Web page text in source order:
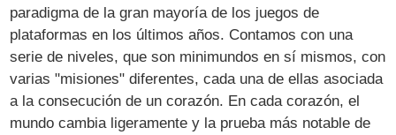
paradigma de la gran mayoría de los juegos de
plataformas en los últimos años. Contamos con una
serie de niveles, que son minimundos en sí mismos, con
varias "misiones" diferentes, cada una de ellas asociada
a la consecución de un corazón. En cada corazón, el
mundo cambia ligeramente y la prueba más notable de